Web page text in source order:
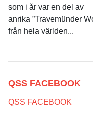
som i år var en del av
anrika ”Travemünder
från hela världen...
QSS FACEBOOK
QSS FACEBOOK